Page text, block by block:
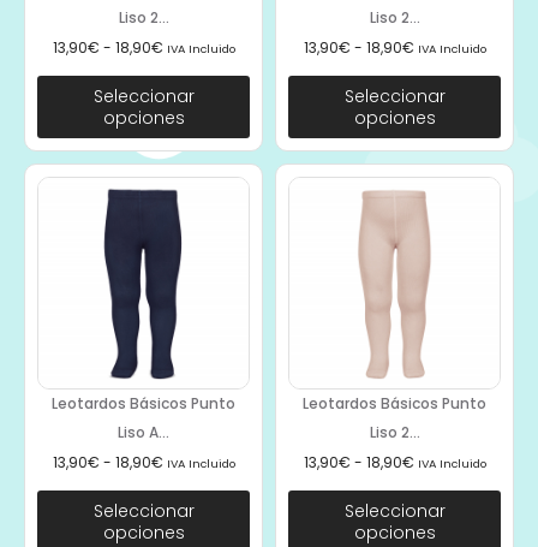
Liso 2...
13,90€ - 18,90€ IVA Incluido
Seleccionar
opciones
Liso 2...
13,90€ - 18,90€ IVA Incluido
Seleccionar
opciones
Leotardos Básicos Punto
Liso A...
13,90€ - 18,90€ IVA Incluido
Seleccionar
opciones
Leotardos Básicos Punto
Liso 2...
13,90€ - 18,90€ IVA Incluido
Seleccionar
opciones